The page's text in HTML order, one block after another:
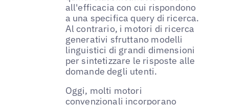
all'efficacia con cui rispondono
a una specifica query di ricerca.
Al contrario, i motori di ricerca
generativi sfruttano modelli
linguistici di grandi dimensioni
per sintetizzare le risposte alle
domande degli utenti.
Oggi, molti motori
convenzionali incorporano